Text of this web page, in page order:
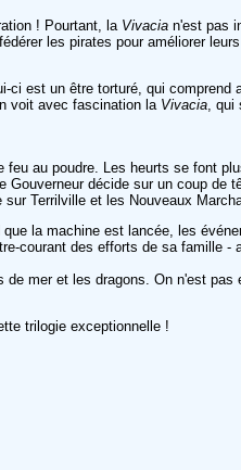
! Pourtant, la Vivacia n'est pas
les pirates pour améliorer
est un être torturé, qui
voit avec fascination la Vivacia ,
au poudre. Les heurts se font
décide sur un coup
Terrilville et les Nouveaux
la machine est lancée, les
des efforts de sa famille
mer et les dragons. On n'est
trilogie exceptionnelle !